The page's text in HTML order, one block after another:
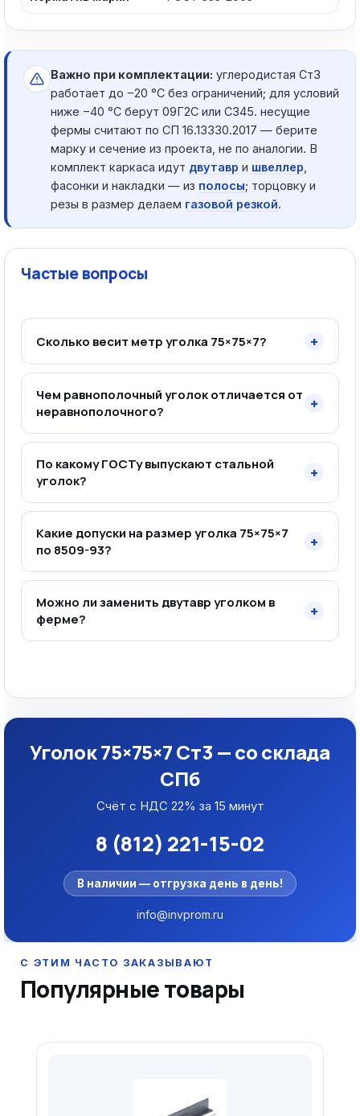
Важно при комплектации: углеродистая Ст3
работает до −20 °C без ограничений; для условий
ниже −40 °C берут 09Г2С или С345. несущие
фермы считают по СП 16.13330.2017 — берите
марку и сечение из проекта, не по аналогии. В
комплект каркаса идут двутавр и швеллер
фасонки и накладки — из полосы; торцовку и
резы в размер делаем газовой резкой.
Частые вопросы
Сколько весит метр уголка 75×75×7? +
Чем равнополочный уголок отличается от
неравнополочного?
+
По какому ГОСТу выпускают стальной
уголок?
+
Какие допуски на размер уголка 75×75×7
по 8509-93?
+
Можно ли заменить двутавр уголком в
ферме?
+
Уголок 75×75×7 Ст3 — со склада
СПб
Счёт с НДС 22% за 15 минут
8 (812) 221-15-02
В наличии — отгрузка день в день!
info@invprom.ru
Популярные товары